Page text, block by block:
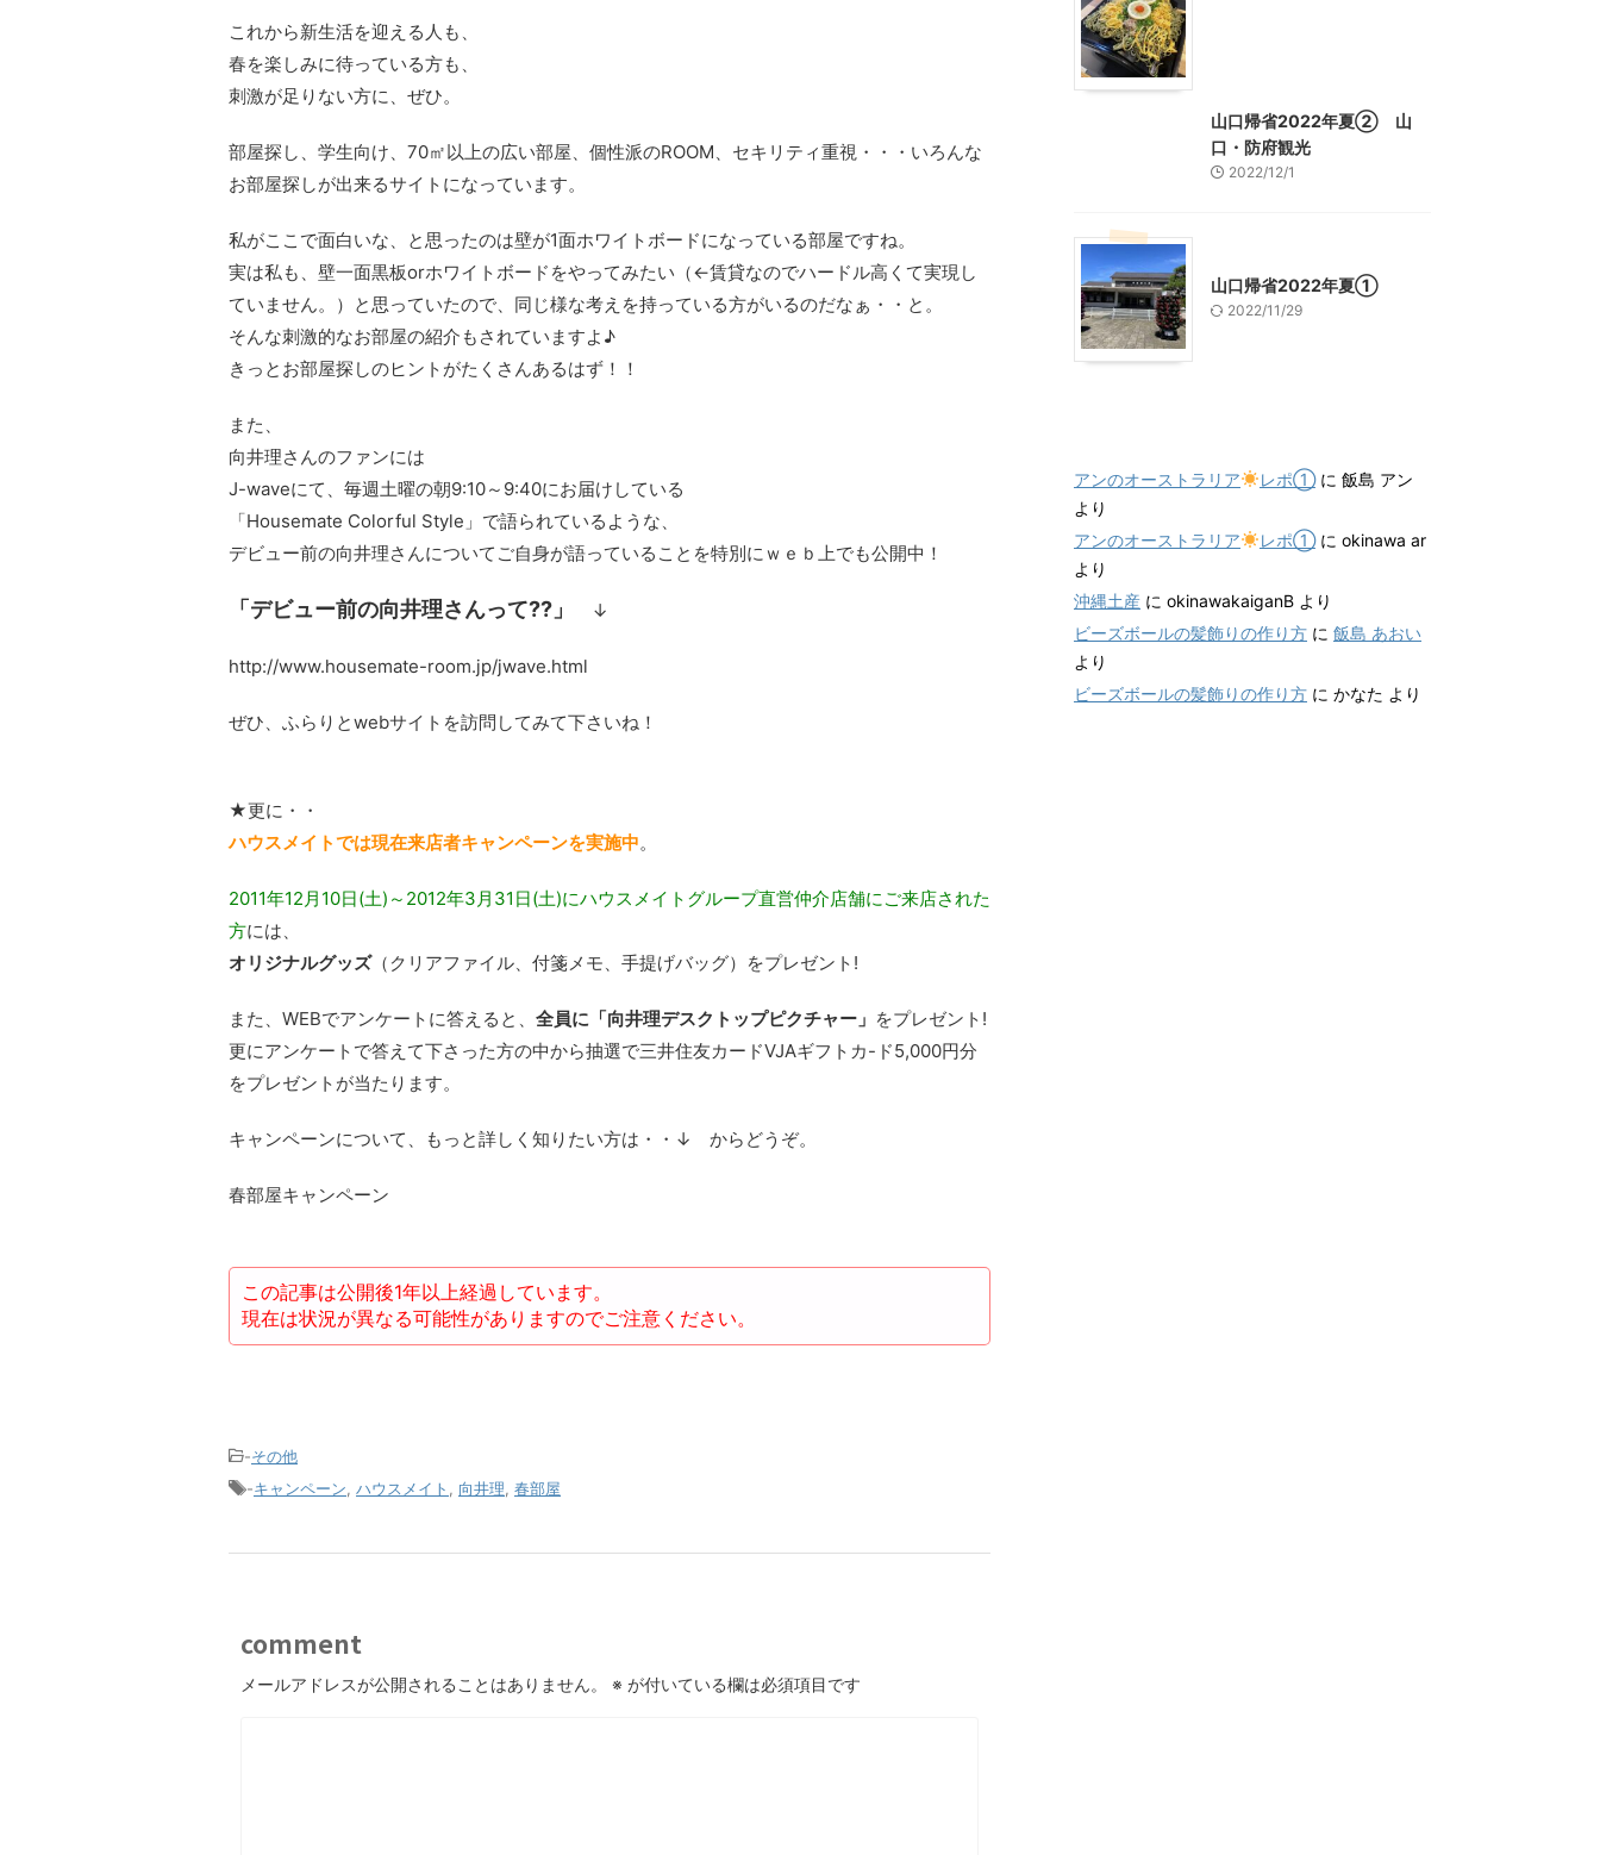
これから新生活を迎える人も、
春を楽しみに待っている方も、
刺激が足りない方に、ぜひ。
部屋探し、学生向け、70㎡以上の広い部屋、個性派のROOM、セキリティ重視・・・いろんな
お部屋探しが出来るサイトになっています。
私がここで面白いな、と思ったのは壁が1面ホワイトボードになっている部屋ですね。
実は私も、壁一面黒板orホワイトボードをやってみたい（←賃貸なのでハードル高くて実現し
ていません。）と思っていたので、同じ様な考えを持っている方がいるのだなぁ・・と。
そんな刺激的なお部屋の紹介もされていますよ♪
きっとお部屋探しのヒントがたくさんあるはず！！
また、
向井理さんのファンには
J-waveにて、毎週土曜の朝9:10～9:40にお届けしている
「Housemate Colorful Style」で語られているような、
デビュー前の向井理さんについてご自身が語っていることを特別にｗｅｂ上でも公開中！
「デビュー前の向井理さんって??」 ↓
http://www.housemate-room.jp/jwave.html
ぜひ、ふらりとwebサイトを訪問してみて下さいね！
★更に・・
ハウスメイトでは現在来店者キャンペーンを実施中。
2011年12月10日(土)～2012年3月31日(土)にハウスメイトグループ直営仲介店舗にご来店された
方には、
オリジナルグッズ（クリアファイル、付箋メモ、手提げバッグ）をプレゼント!
また、WEBでアンケートに答えると、 全員に「向井理デスクトップピクチャー」 をプレゼント!
更にアンケートで答えて下さった方の中から抽選で三井住友カードVJAギフトカ-ド5,000円分
をプレゼントが当たります。
キャンペーンについて、もっと詳しく知りたい方は・・↓ からどうぞ。
春部屋キャンペーン
この記事は公開後1年以上経過しています。
現在は状況が異なる可能性がありますのでご注意ください。
-その他
-キャンペーン ハウスメイト 向井理 春部屋
comment
メールアドレスが公開されることはありません。 ※ が付いている欄は必須項目です
山口帰省2022年夏② 山
口・防府観光
2022/12/1
山口帰省2022年夏①
2022/11/29
アンのオーストラリア レポ①に 飯島 アン
より
アンのオーストラリア
レポ①に okinawa ar
より
沖縄土産 に okinawakaiganB より
ビーズボールの髪飾りの作り方 に 飯島 あおい
より
ビーズボールの髪飾りの作り方 に かなた より